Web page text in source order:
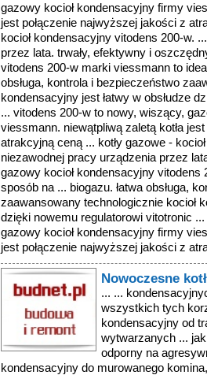
gazowy kocioł kondensacyjny firmy
jest połączenie najwyższej jakości z
kocioł kondensacyjny vitodens 200-w.
przez lata. trwały, efektywny i
vitodens 200-w marki viessmann to
obsługa, kontrola i bezpieczeństwo
kondensacyjny jest łatwy w obsłudze
... vitodens 200-w to nowy, wiszący,
viessmann. niewątpliwą zaletą kotła
atrakcyjną ceną ... kotły gazowe -
niezawodnej pracy urządzenia przez
gazowy kocioł kondensacyjny
sposób na ... biogazu. łatwa obsługa,
zaawansowany technologicznie kocioł
dzięki nowemu regulatorowi vitotronic
gazowy kocioł kondensacyjny firmy
jest połączenie najwyższej jakości z
Nowoczesne
... ...
wszystkich tych
kondensacyjny od
wytwarzanych ...
odporny na
kondensacyjny do murowanego